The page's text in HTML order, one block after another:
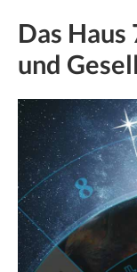
Das
und